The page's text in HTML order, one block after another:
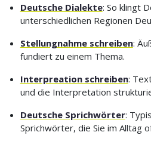
Deutsche Dialekte: So klingt
unterschiedlichen Regionen
Stellungnahme schreiben:
fundiert zu einem Thema.
Interpreation schreiben:
und die Interpretation
Deutsche Sprichwörter:
Sprichwörter, die Sie im Alltag